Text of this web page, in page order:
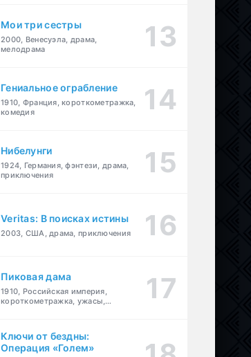
Мои три сестры
2000, Венесуэла, драма,
мелодрама
Гениальное ограбление
1910, Франция, короткометражка,
комедия
Нибелунги
1924, Германия, фэнтези, драма,
приключения
Veritas: В поисках истины
2003, США, драма, приключения
Пиковая дама
1910, Российская империя,
короткометражка, ужасы,
Ключи от бездны:
Операция «Голем»